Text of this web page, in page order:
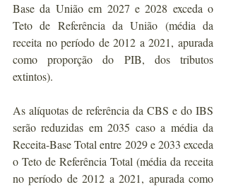
Base da União em 2027 e 2028 exceda o
Teto de Referência da União (média da
receita no período de 2012 a 2021, apurada
como proporção do PIB, dos tributos
extintos).
As alíquotas de referência da CBS e do IBS
serão reduzidas em 2035 caso a média da
Receita-Base Total entre 2029 e 2033 exceda
o Teto de Referência Total (média da receita
no período de 2012 a 2021, apurada como